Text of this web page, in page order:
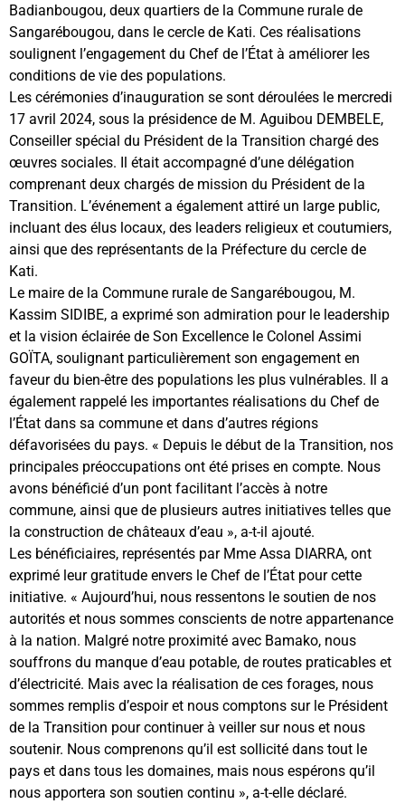
Badianbougou, deux quartiers de la Commune rurale de
Sangarébougou, dans le cercle de Kati. Ces réalisations
soulignent l’engagement du Chef de l’État à améliorer les
conditions de vie des populations.
Les cérémonies d’inauguration se sont déroulées le mercredi
17 avril 2024, sous la présidence de M. Aguibou DEMBELE,
Conseiller spécial du Président de la Transition chargé des
œuvres sociales. Il était accompagné d’une délégation
comprenant deux chargés de mission du Président de la
Transition. L’événement a également attiré un large public,
incluant des élus locaux, des leaders religieux et coutumiers,
ainsi que des représentants de la Préfecture du cercle de
Kati.
Le maire de la Commune rurale de Sangarébougou, M.
Kassim SIDIBE, a exprimé son admiration pour le leadership
et la vision éclairée de Son Excellence le Colonel Assimi
GOÏTA, soulignant particulièrement son engagement en
faveur du bien-être des populations les plus vulnérables. Il a
également rappelé les importantes réalisations du Chef de
l’État dans sa commune et dans d’autres régions
défavorisées du pays. « Depuis le début de la Transition, nos
principales préoccupations ont été prises en compte. Nous
avons bénéficié d’un pont facilitant l’accès à notre
commune, ainsi que de plusieurs autres initiatives telles que
la construction de châteaux d’eau », a-t-il ajouté.
Les bénéficiaires, représentés par Mme Assa DIARRA, ont
exprimé leur gratitude envers le Chef de l’État pour cette
initiative. « Aujourd’hui, nous ressentons le soutien de nos
autorités et nous sommes conscients de notre appartenance
à la nation. Malgré notre proximité avec Bamako, nous
souffrons du manque d’eau potable, de routes praticables et
d’électricité. Mais avec la réalisation de ces forages, nous
sommes remplis d’espoir et nous comptons sur le Président
de la Transition pour continuer à veiller sur nous et nous
soutenir. Nous comprenons qu’il est sollicité dans tout le
pays et dans tous les domaines, mais nous espérons qu’il
nous apportera son soutien continu », a-t-elle déclaré.